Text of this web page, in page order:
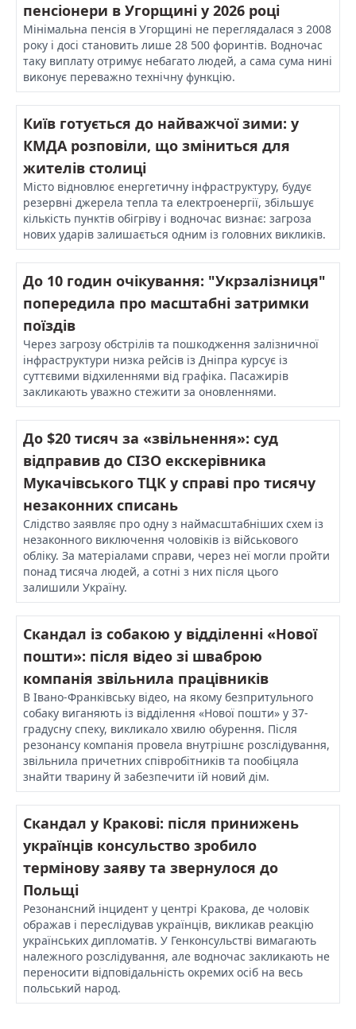
пенсіонери в Угорщині у 2026 році
Мінімальна пенсія в Угорщині не переглядалася з 2008
року і досі становить лише 28 500 форинтів. Водночас
таку виплату отримує небагато людей, а сама сума нині
виконує переважно технічну функцію.
Київ готується до найважчої зими: у
КМДА розповіли, що зміниться для
жителів столиці
Місто відновлює енергетичну інфраструктуру, будує
резервні джерела тепла та електроенергії, збільшує
кількість пунктів обігріву і водночас визнає: загроза
нових ударів залишається одним із головних викликів.
До 10 годин очікування: "Укрзалізниця"
попередила про масштабні затримки
поїздів
Через загрозу обстрілів та пошкодження залізничної
інфраструктури низка рейсів із Дніпра курсує із
суттєвими відхиленнями від графіка. Пасажирів
закликають уважно стежити за оновленнями.
До $20 тисяч за «звільнення»: суд
відправив до СІЗО екскерівника
Мукачівського ТЦК у справі про тисячу
незаконних списань
Слідство заявляє про одну з наймасштабніших схем із
незаконного виключення чоловіків із військового
обліку. За матеріалами справи, через неї могли пройти
понад тисяча людей, а сотні з них після цього
залишили Україну.
Скандал із собакою у відділенні «Нової
пошти»: після відео зі шваброю
компанія звільнила працівників
В Івано-Франківську відео, на якому безпритульного
собаку виганяють із відділення «Нової пошти» у 37-
градусну спеку, викликало хвилю обурення. Після
резонансу компанія провела внутрішнє розслідування,
звільнила причетних співробітників та пообіцяла
знайти тварину й забезпечити їй новий дім.
Скандал у Кракові: після принижень
українців консульство зробило
термінову заяву та звернулося до
Польщі
Резонансний інцидент у центрі Кракова, де чоловік
ображав і переслідував українців, викликав реакцію
українських дипломатів. У Генконсульстві вимагають
належного розслідування, але водночас закликають не
переносити відповідальність окремих осіб на весь
польський народ.